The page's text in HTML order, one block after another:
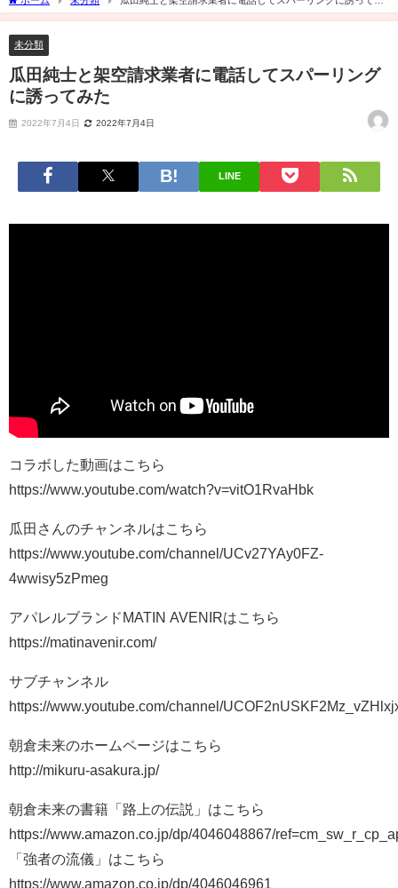
た
未分類
瓜田純士と架空請求業者に電話してスパーリング
に誘ってみた
2022年7月4日 2022年7月4日
LINE
コラボした動画はこちら
https://www.youtube.com/watch?v=vitO1RvaHbk
瓜田さんのチャンネルはこちら
https://www.youtube.com/channel/UCv27YAy0FZ-
4wwisy5zPmeg
アパレルブランドMATIN AVENIRはこちら
https://matinavenir.com/
サブチャンネル
https://www.youtube.com/channel/
朝倉未来のホームページはこちら
http://mikuru-asakura.jp/
朝倉未来の書籍「路上の伝説」はこちら
https://www.amazon.co.jp/dp/4046048867/
「強者の流儀」はこちら
https://www.amazon.co.jp/dp/4046046961